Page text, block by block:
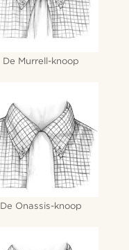
De Murrell-knoop
De Onassis-knoop